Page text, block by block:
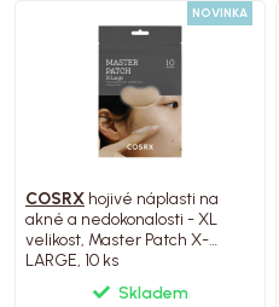
NOVINKA
COSRX hojivé náplasti na
akné a nedokonalosti - XL
velikost, Master Patch X-
LARGE, 10 ks
Skladem